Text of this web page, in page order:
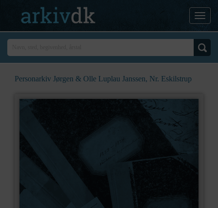
Personarkiv Jørgen & Olle Luplau Janssen, Nr. Eskilstrup